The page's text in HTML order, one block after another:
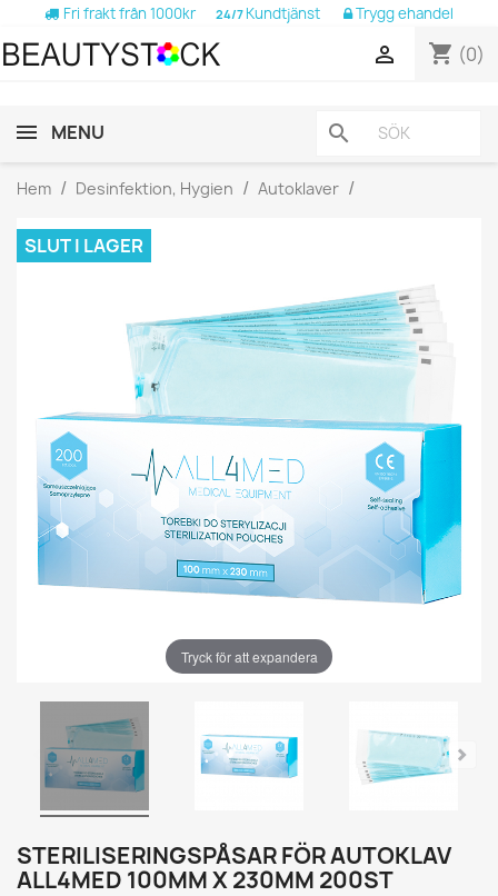
Fri frakt från 1000kr 24/7 Kundtjänst Trygg ehandel
shopping_cart (0)

MENU search
Hem Desinfektion, Hygien Autoklaver
SLUT I LAGER
Tryck för att expandera
STERILISERINGSPÅSAR FÖR AUTOKLAV
ALL4MED 100MM X 230MM 200ST